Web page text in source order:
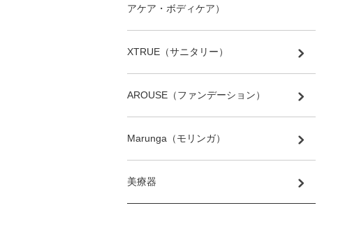
アケア・ボディケア）
XTRUE（サニタリー）
AROUSE（ファンデーション）
Marunga（モリンガ）
美療器